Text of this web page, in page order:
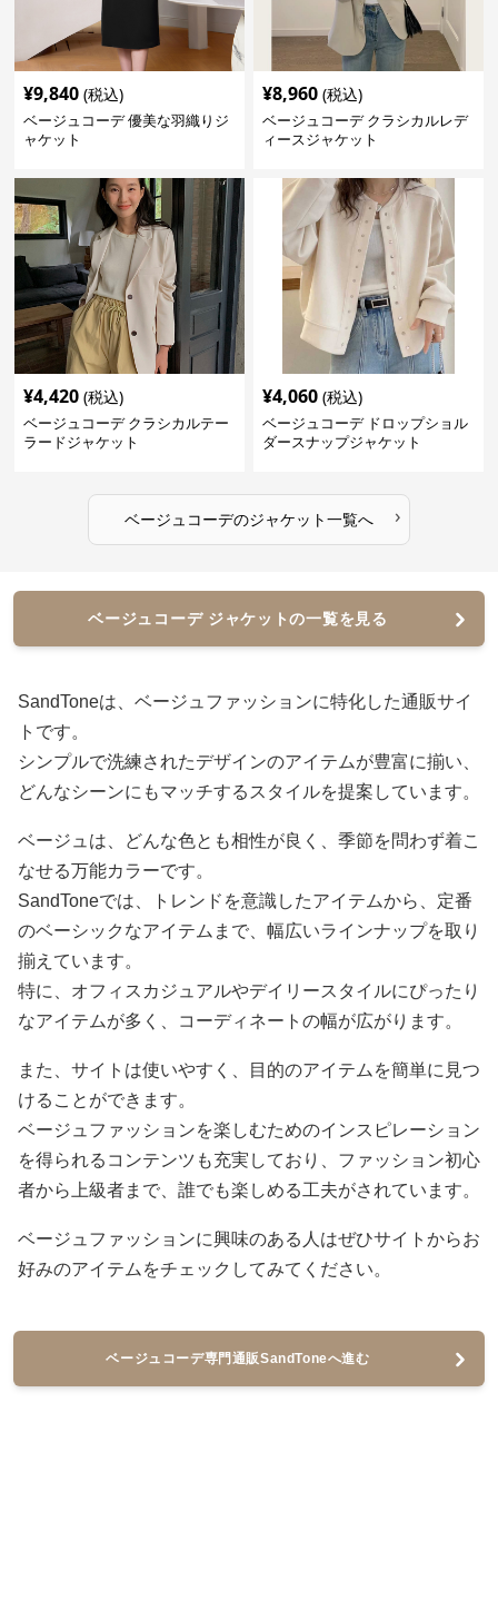
¥9,840 (税込)
ベージュコーデ 優美な羽織りジ
ャケット
¥8,960 (税込)
ベージュコーデ クラシカルレデ
ィースジャケット
¥4,420 (税込)
ベージュコーデ クラシカルテー
ラードジャケット
¥4,060 (税込)
ベージュコーデ ドロップショル
ダースナップジャケット
ベージュコーデのジャケット一覧へ ›
ベージュコーデ ジャケットの一覧を見る
SandToneは、ベージュファッションに特化した通販サイ
トです。
シンプルで洗練されたデザインのアイテムが豊富に揃い、
どんなシーンにもマッチするスタイルを提案しています。
ベージュは、どんな色とも相性が良く、季節を問わず着こ
なせる万能カラーです。
SandToneでは、トレンドを意識したアイテムから、定番
のベーシックなアイテムまで、幅広いラインナップを取り
揃えています。
特に、オフィスカジュアルやデイリースタイルにぴったり
なアイテムが多く、コーディネートの幅が広がります。
また、サイトは使いやすく、目的のアイテムを簡単に見つ
けることができます。
ベージュファッションを楽しむためのインスピレーション
を得られるコンテンツも充実しており、ファッション初心
者から上級者まで、誰でも楽しめる工夫がされています。
ベージュファッションに興味のある人はぜひサイトからお
好みのアイテムをチェックしてみてください。
ベージュコーデ専門通販SandToneへ進む